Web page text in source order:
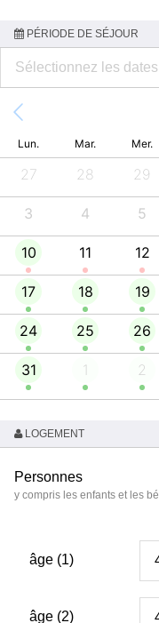
PÉRIODE DE SÉJOUR
Lun. Mar. Mer.
27 28 29
3 4 5
10 11 12
17 18 19
24 25 26
31 1 2
LOGEMENT
Personnes
y compris les enfants et les
âge (1)
âge (2)